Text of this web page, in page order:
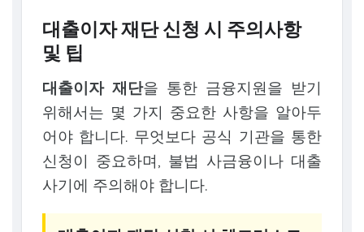
대출이자 재단 신청 시 주의사항
및 팁
대출이자 재단을 통한 금융지원을 받기
위해서는 몇 가지 중요한 사항을 알아두
어야 합니다. 무엇보다 공식 기관을 통한
신청이 중요하며, 불법 사금융이나 대출
사기에 주의해야 합니다.